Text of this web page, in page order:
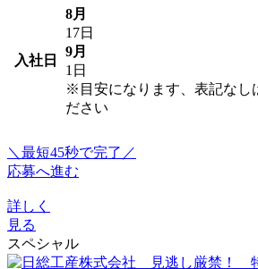
入社日
8月
17日
9月
1日
※目安になります、表記なし
ださい
＼最短45秒で完了／
応募へ進む
詳しく
見る
スペシャル